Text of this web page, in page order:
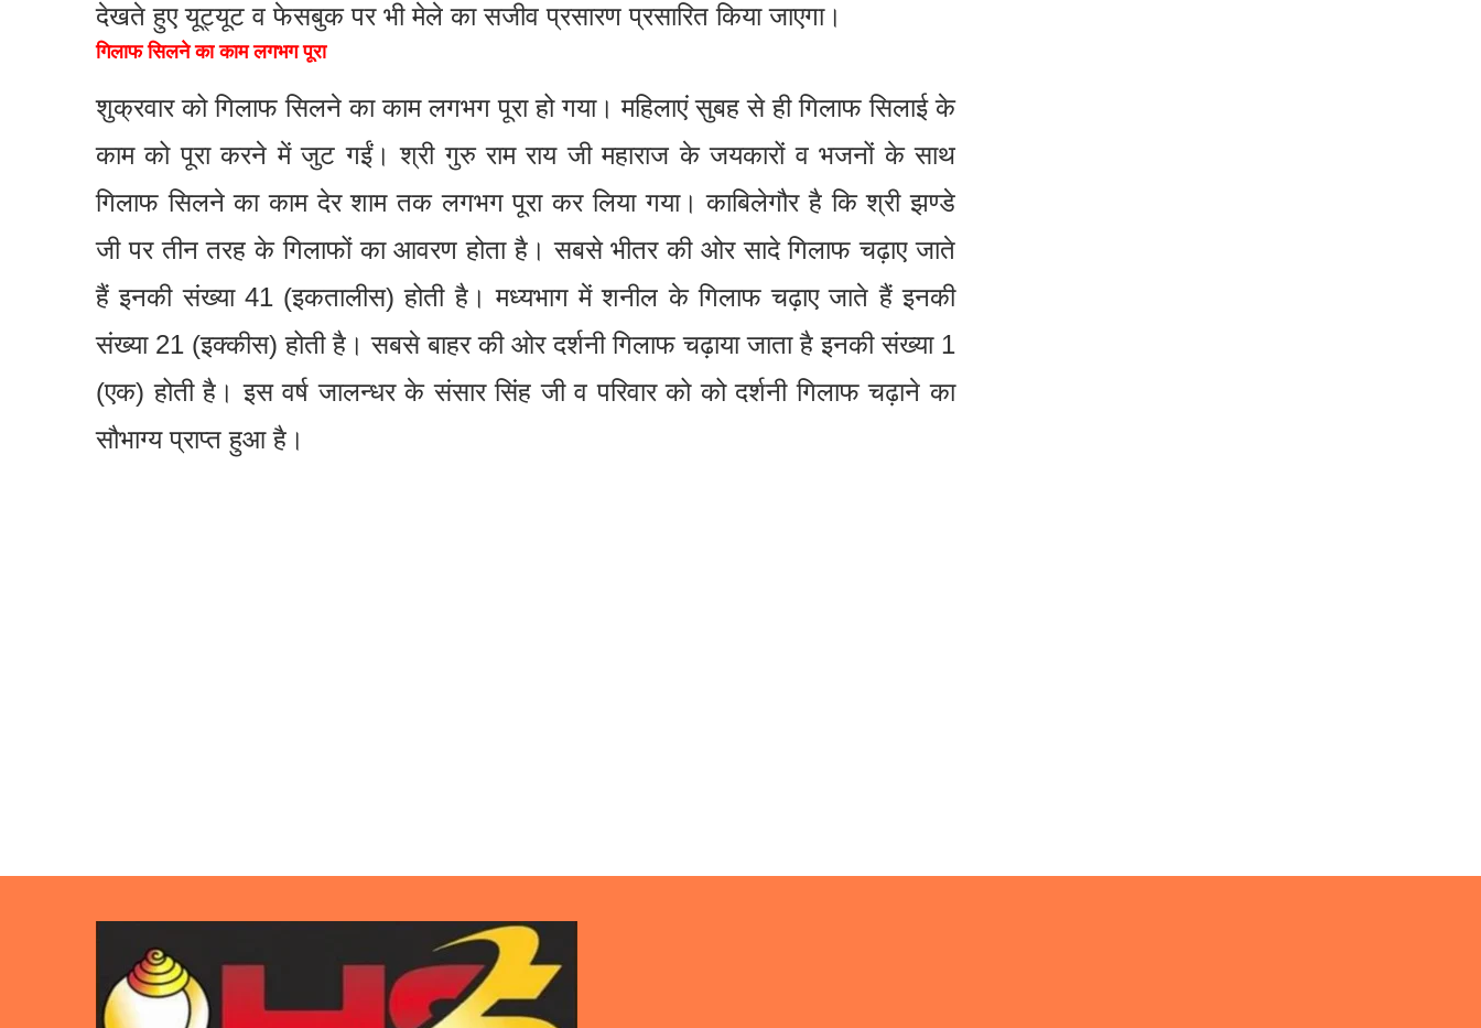
देखते हुए यूट्यूट व फेसबुक पर भी मेले का सजीव प्रसारण प्रसारित किया जाएगा।
गिलाफ सिलने का काम लगभग पूरा
शुक्रवार को गिलाफ सिलने का काम लगभग पूरा हो गया। महिलाएं सुबह से ही गिलाफ सिलाई के
काम को पूरा करने में जुट गईं। श्री गुरु राम राय जी महाराज के जयकारों व भजनों के साथ
गिलाफ सिलने का काम देर शाम तक लगभग पूरा कर लिया गया। काबिलेगौर है कि श्री झण्डे
जी पर तीन तरह के गिलाफों का आवरण होता है। सबसे भीतर की ओर सादे गिलाफ चढ़ाए जाते
हैं इनकी संख्या 41 (इकतालीस) होती है। मध्यभाग में शनील के गिलाफ चढ़ाए जाते हैं इनकी
संख्या 21 (इक्कीस) होती है। सबसे बाहर की ओर दर्शनी गिलाफ चढ़ाया जाता है इनकी संख्या 1
(एक) होती है। इस वर्ष जालन्धर के संसार सिंह जी व परिवार को को दर्शनी गिलाफ चढ़ाने का
सौभाग्य प्राप्त हुआ है।